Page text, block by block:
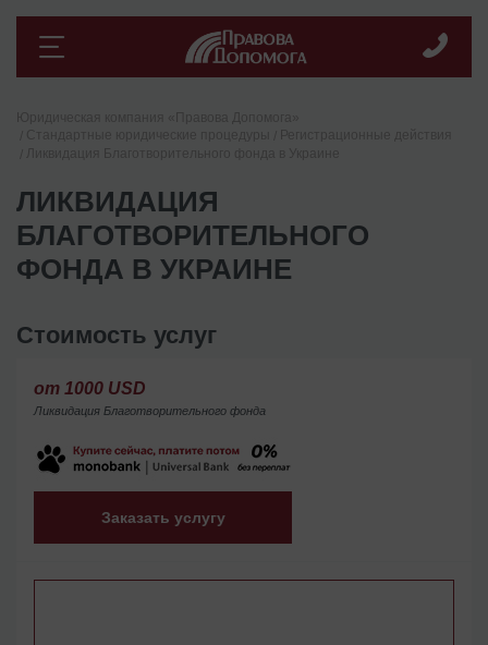
ЛИКВИДАЦИЯ
БЛАГОТВОРИТЕЛЬНОГО
ФОНДА В УКРАИНЕ
Стоимость услуг
от 1000 USD
Ликвидация Благотворительного фонда
Заказать услугу